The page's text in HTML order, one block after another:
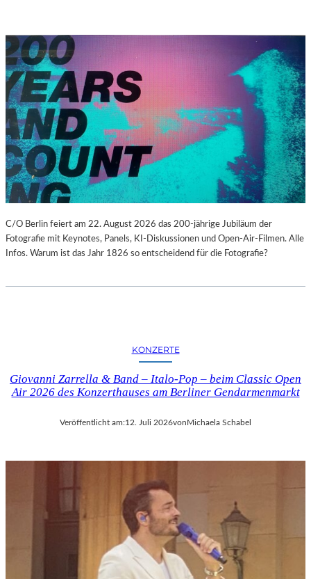
C/O Berlin feiert am 22. August 2026 das 200-jährige Jubiläum der
Fotografie mit Keynotes, Panels, KI-Diskussionen und Open-Air-Filmen. Alle
Infos. Warum ist das Jahr 1826 so entscheidend für die Fotografie?
KONZERTE
Giovanni Zarrella & Band – Italo-Pop – beim Classic Open
Air 2026 des Konzerthauses am Berliner Gendarmenmarkt
Veröffentlicht am:12. Juli 2026von Michaela Schabel